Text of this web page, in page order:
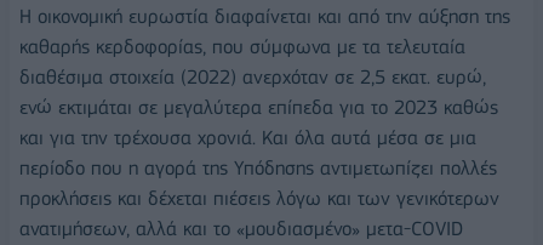
Η οικονομική ευρωστία διαφαίνεται και από την αύξηση της
καθαρής κερδοφορίας, που σύμφωνα με τα τελευταία
διαθέσιμα στοιχεία (2022) ανερχόταν σε 2,5 εκατ. ευρώ,
ενώ εκτιμάται σε μεγαλύτερα επίπεδα για το 2023 καθώς
και για την τρέχουσα χρονιά. Και όλα αυτά μέσα σε μια
περίοδο που η αγορά της Υπόδησης αντιμετωπίζει πολλές
προκλήσεις και δέχεται πιέσεις λόγω και των γενικότερων
ανατιμήσεων, αλλά και το «μουδιασμένο» μετα-COVID